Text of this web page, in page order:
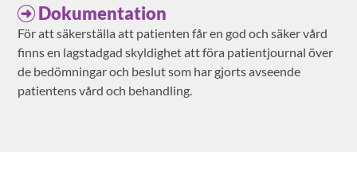
Dokumentation
För att säkerställa att patienten får en god och säker vård
finns en lagstadgad skyldighet att föra patientjournal över
de bedömningar och beslut som har gjorts avseende
patientens vård och behandling.